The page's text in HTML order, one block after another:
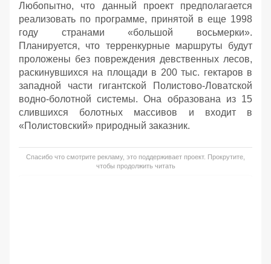
Любопытно, что данный проект предполагается
реализовать по программе, принятой в еще 1998
году странами «большой восьмерки».
Планируется, что терренкурные маршруты будут
проложены без повреждения девственных лесов,
раскинувшихся на площади в 200 тыс. гектаров в
западной части гигантской Полистово-Ловатской
водно-болотной системы. Она образована из 15
слившихся болотных массивов и входит в
«Полистовский» природный заказник.
Спасибо что смотрите рекламу, это поддерживает проект. Прокрутите,
чтобы продолжить читать